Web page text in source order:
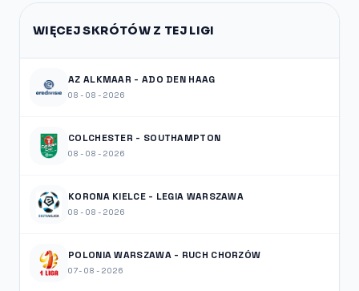
WIĘCEJ SKRÓTÓW Z TEJ LIGI
AZ ALKMAAR - ADO DEN HAAG
08-08-2026
COLCHESTER - SOUTHAMPTON
08-08-2026
KORONA KIELCE - LEGIA WARSZAWA
08-08-2026
POLONIA WARSZAWA - RUCH CHORZÓW
07-08-2026